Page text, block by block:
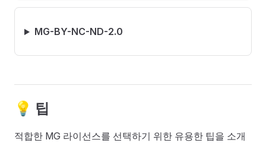
MG-BY-NC-ND-2.0
💡 팁
적합한 MG 라이선스를 선택하기 위한 유용한 팁을 소개